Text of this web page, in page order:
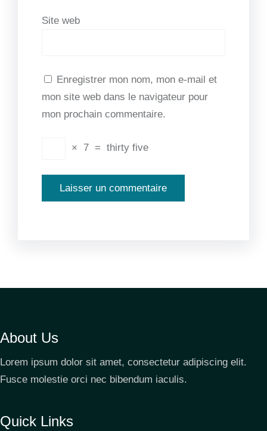
Site web
Enregistrer mon nom, mon e-mail et
mon site web dans le navigateur pour
mon prochain commentaire.
× 7 = thirty five
About Us
Lorem ipsum dolor sit amet, consectetur adipiscing elit.
Fusce molestie orci nec bibendum iaculis.
Quick Links